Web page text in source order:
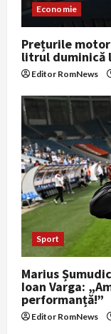
Economie
Prețurile
litrul duminică
Editor RomNews
Sport
Marius
Ioan Varga:
performanță!”
Editor RomNews